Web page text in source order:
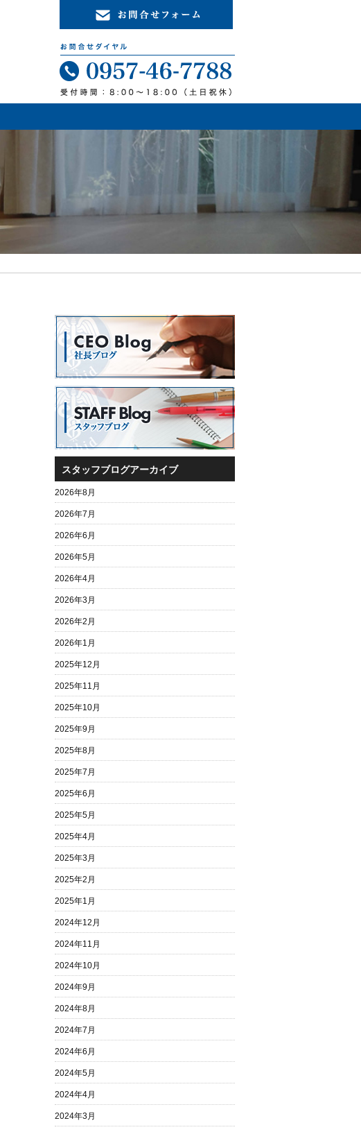
スタッフブログアーカイブ
2026年8月
2026年7月
2026年6月
2026年5月
2026年4月
2026年3月
2026年2月
2026年1月
2025年12月
2025年11月
2025年10月
2025年9月
2025年8月
2025年7月
2025年6月
2025年5月
2025年4月
2025年3月
2025年2月
2025年1月
2024年12月
2024年11月
2024年10月
2024年9月
2024年8月
2024年7月
2024年6月
2024年5月
2024年4月
2024年3月